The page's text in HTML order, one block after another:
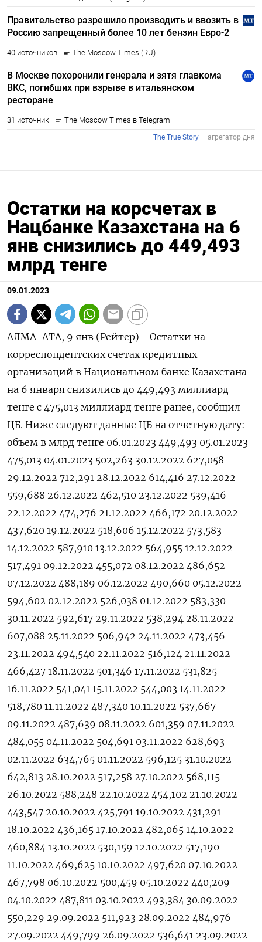
Остатки на корсчетах в
Нацбанке Казахстана на 6
янв снизились до 449,493
млрд тенге
09.01.2023
АЛМА-АТА, 9 янв (Рейтер) - Остатки на
корреспондентских счетах кредитных
организаций в Национальном банке Казахстана
на 6 января снизились до 449,493 миллиард
тенге с 475,013 миллиард тенге ранее, сообщил
ЦБ. Ниже следуют данные ЦБ на отчетную дату:
объем в млрд тенге 06.01.2023 449,493 05.01.2023
475,013 04.01.2023 502,263 30.12.2022 627,058
29.12.2022 712,291 28.12.2022 614,416 27.12.2022
559,688 26.12.2022 462,510 23.12.2022 539,416
22.12.2022 474,276 21.12.2022 466,172 20.12.2022
437,620 19.12.2022 518,606 15.12.2022 573,583
14.12.2022 587,910 13.12.2022 564,955 12.12.2022
517,491 09.12.2022 455,072 08.12.2022 486,652
07.12.2022 488,189 06.12.2022 490,660 05.12.2022
594,602 02.12.2022 526,038 01.12.2022 583,330
30.11.2022 592,617 29.11.2022 538,294 28.11.2022
607,088 25.11.2022 506,942 24.11.2022 473,456
23.11.2022 494,540 22.11.2022 516,124 21.11.2022
466,427 18.11.2022 501,346 17.11.2022 531,825
16.11.2022 541,041 15.11.2022 544,003 14.11.2022
518,780 11.11.2022 487,340 10.11.2022 537,667
09.11.2022 487,639 08.11.2022 601,359 07.11.2022
484,055 04.11.2022 504,691 03.11.2022 628,693
02.11.2022 634,765 01.11.2022 596,125 31.10.2022
642,813 28.10.2022 517,258 27.10.2022 568,115
26.10.2022 588,248 22.10.2022 454,102 21.10.2022
443,547 20.10.2022 425,791 19.10.2022 431,291
18.10.2022 436,165 17.10.2022 482,065 14.10.2022
460,884 13.10.2022 530,159 12.10.2022 517,190
11.10.2022 469,625 10.10.2022 497,620 07.10.2022
467,798 06.10.2022 500,459 05.10.2022 440,209
04.10.2022 487,811 03.10.2022 493,384 30.09.2022
550,229 29.09.2022 511,923 28.09.2022 484,976
27.09.2022 449,799 26.09.2022 536,641 23.09.2022